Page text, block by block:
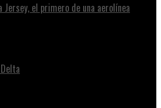
Jersey, el primero de una aerolínea